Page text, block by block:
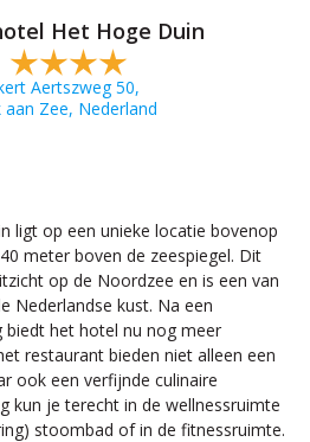
Het Hoge Duin
Aertszweg 50,
aan Zee, Nederland
ligt op een unieke locatie bovenop
meter boven de zeespiegel. Dit
op de Noordzee en is een van
Nederlandse kust. Na een
biedt het hotel nu nog meer
restaurant bieden niet alleen een
ook een verfijnde culinaire
kun je terecht in de wellnessruimte
stoombad of in de fitnessruimte.